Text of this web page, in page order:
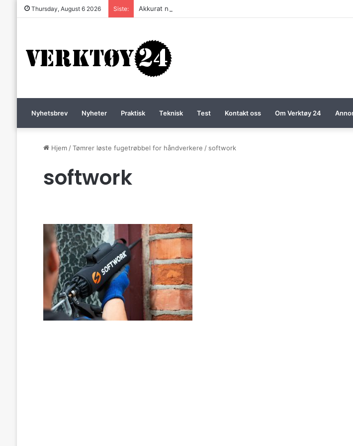
Thursday, August 6 2026 Siste: Akkurat nå er batteri-bordsaga til Festool billigere
Nyhetsbrev Nyheter Praktisk Teknisk Test Kontakt oss Om Verktøy 24
Hjem /Tømrer løste fugetrøbbel for håndverkere / softwork
softwork